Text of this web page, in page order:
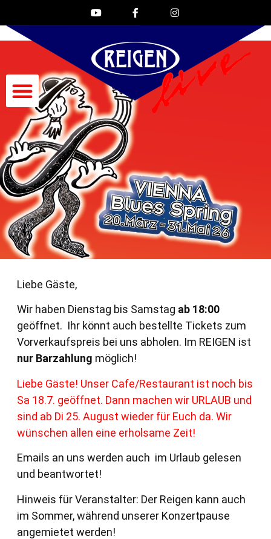
Liebe Gäste,
Wir haben Dienstag bis Samstag ab 18:00
geöffnet. Ihr könnt auch bestellte Tickets zum
Vorverkaufspreis bei uns abholen. Im REIGEN ist
nur Barzahlung möglich!
Liebe Gäste! Unser Cafe/Restaurant ist noch bis
Sa 18.7. geöffnet. Dann machen wir URLAUB und
sind ab Di 25. August wieder für Euch da. Wir
wünschen allen eine erholsame Zeit!
Emails an uns werden auch im Urlaub gelesen
und beantwortet!
Hinweis für Veranstalter: Der Reigen kann auch
im Sommer, während unserer Konzertpause
angemietet werden!